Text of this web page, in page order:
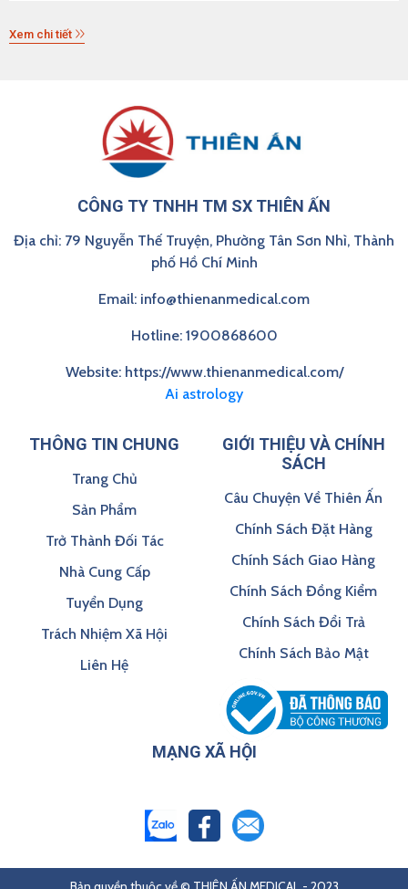
Xem chi tiết
CÔNG TY TNHH TM SX THIÊN ẤN
Địa chỉ: 79 Nguyễn Thế Truyện, Phường Tân Sơn Nhì, Thành
phố Hồ Chí Minh
Email: info@thienanmedical.com
Hotline: 1900868600
Website: https://www.thienanmedical.com/
Ai astrology
THÔNG TIN CHUNG
Trang Chủ
Sản Phẩm
Trở Thành Đối Tác
Nhà Cung Cấp
Tuyển Dụng
Trách Nhiệm Xã Hội
Liên Hệ
GIỚI THIỆU VÀ CHÍNH
SÁCH
Câu Chuyện Về Thiên Ấn
Chính Sách Đặt Hàng
Chính Sách Giao Hàng
Chính Sách Đồng Kiểm
Chính Sách Đổi Trả
Chính Sách Bảo Mật
MẠNG XÃ HỘI